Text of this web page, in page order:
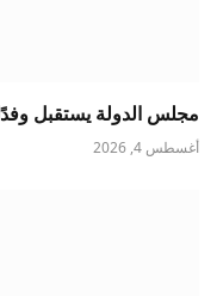
مجلس الدولة يستقبل
أغسطس 4, 2026